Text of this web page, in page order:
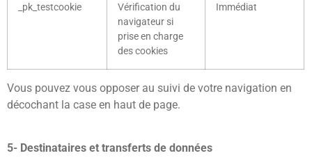
_pk_testcookie
Vérification du
navigateur si
prise en charge
des cookies
Immédiat
Vous pouvez vous opposer au suivi de votre navigation en
décochant la case en haut de page.
5- Destinataires et transferts de données